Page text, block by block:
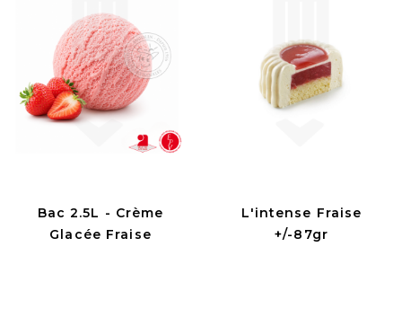
Bac 2.5L - Crème
Glacée Fraise
L'intense Fraise
+/-87gr